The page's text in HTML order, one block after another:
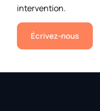
intervention.
Écrivez-nous